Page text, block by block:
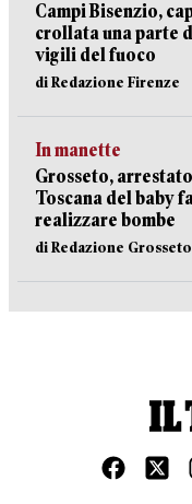
Campi Bisenzio,
crollata una parte
vigili del fuoco
di Redazione Firenze
In manette
Grosseto,
Toscana del baby
realizzare bombe
di Redazione Grosseto